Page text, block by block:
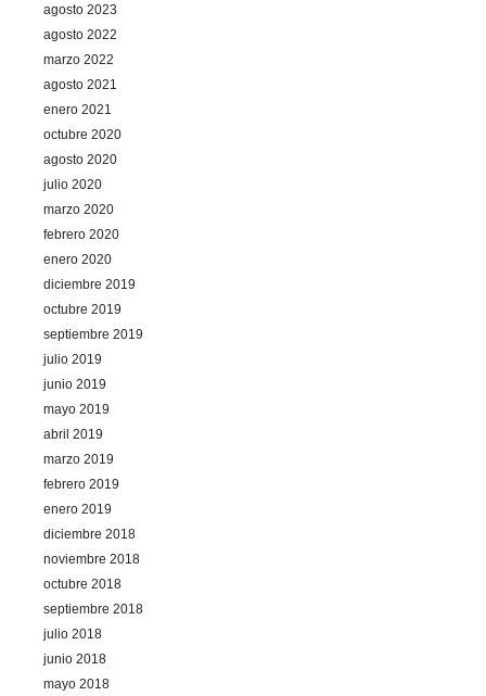
agosto 2023
agosto 2022
marzo 2022
agosto 2021
enero 2021
octubre 2020
agosto 2020
julio 2020
marzo 2020
febrero 2020
enero 2020
diciembre 2019
octubre 2019
septiembre 2019
julio 2019
junio 2019
mayo 2019
abril 2019
marzo 2019
febrero 2019
enero 2019
diciembre 2018
noviembre 2018
octubre 2018
septiembre 2018
julio 2018
junio 2018
mayo 2018